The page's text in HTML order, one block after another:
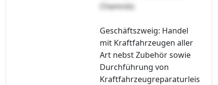
Chemnitz
Geschäftszweig: Handel
mit Kraftfahrzeugen aller
Art nebst Zubehör sowie
Durchführung von
Kraftfahrzeugreparaturleis